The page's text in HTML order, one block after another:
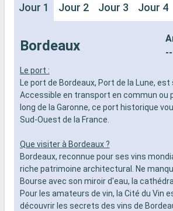
Jour 1 Jour 2 Jour 3 Jour 4
Bordeaux
Le port :
Le port de Bordeaux, Port de la Lune,
Accessible en transport en commun ou
long de la Garonne, ce port historique
Sud-Ouest de la France.
Que visiter à Bordeaux ?
Bordeaux, reconnue pour ses vins
riche patrimoine architectural. Ne
Bourse avec son miroir d'eau, la
Pour les amateurs de vin, la Cité du Vin
découvrir les secrets des vins de